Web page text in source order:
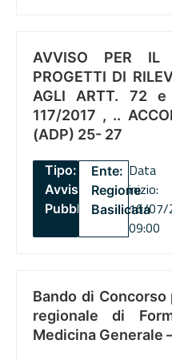
AVVISO PER IL
PROGETTI DI
AGLI ARTT. 72
117/2017 , ..
(ADP) 25- 27
Tipo:
Avviso
Pubblico
Ente:
Regione
Basilicata
Data
inizio:
16/07/
09:00
Bando di Concorso
regionale di
Medicina Generale